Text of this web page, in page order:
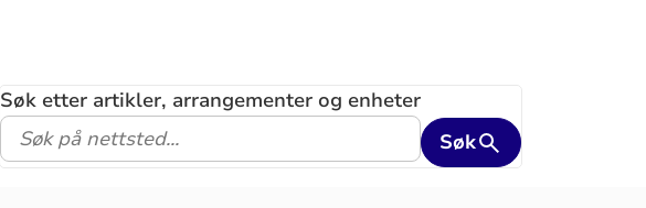
Søk etter artikler, arrangementer og enheter
Søk